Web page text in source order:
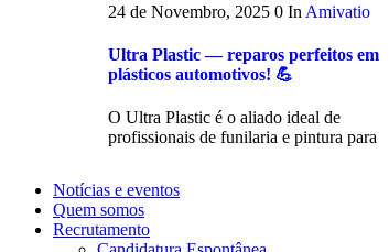
24 de Novembro, 2025 0 In Amivatio
Ultra Plastic — reparos perfeitos em
plásticos automotivos! 💪
O Ultra Plastic é o aliado ideal de
profissionais de funilaria e pintura para
Notícias e eventos
Quem somos
Recrutamento